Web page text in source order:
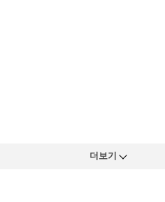
더보기